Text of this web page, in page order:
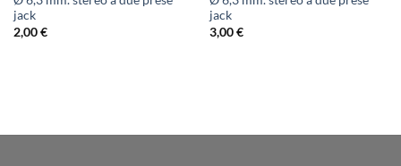
jack
2,00€
jack
3,00€